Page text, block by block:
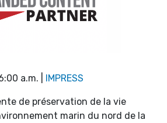
a.m. | IMPRESS
de préservation de la vie
marin du nord de la